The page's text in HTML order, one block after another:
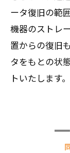
ータ復旧の範
機器のストレ
置からの復旧
タをもとの状
トいたします。